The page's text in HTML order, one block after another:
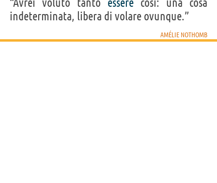
indeterminata, libera di volare ovunque.”
AMÉLIE NOTHOMB